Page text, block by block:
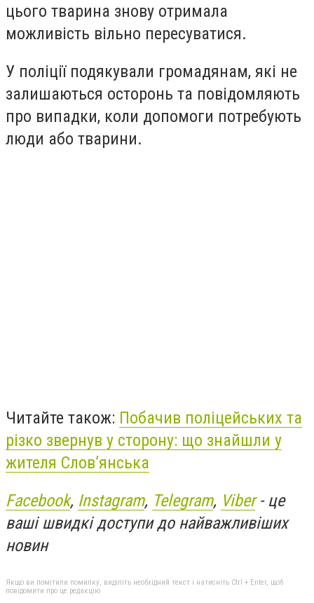
цього тварина знову отримала
можливість вільно пересуватися.
У поліції подякували громадянам, які не
залишаються осторонь та повідомляють
про випадки, коли допомоги потребують
люди або тварини.
Читайте також: Побачив поліцейських та
різко звернув у сторону: що знайшли у
жителя Слов’янська
Facebook, Instagram, Telegram, Viber- це
ваші швидкі доступи до найважливіших
новин
Якщо ви помітили помилку, виділіть необхідний текст і натисніть Ctrl + Enter, щоб
повідомити про це редакцію